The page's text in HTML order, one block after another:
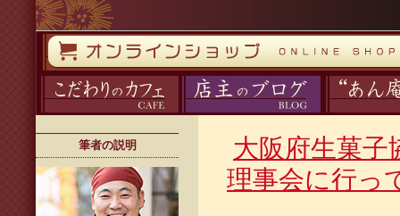
筆者の説明
大阪府生菓子
理事会に行っ